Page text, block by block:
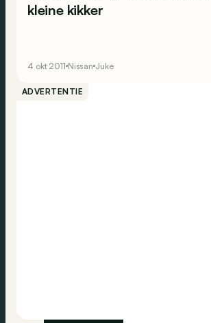
kleine kikker
4 okt 2011 Nissan Juke
ADVERTENTIE